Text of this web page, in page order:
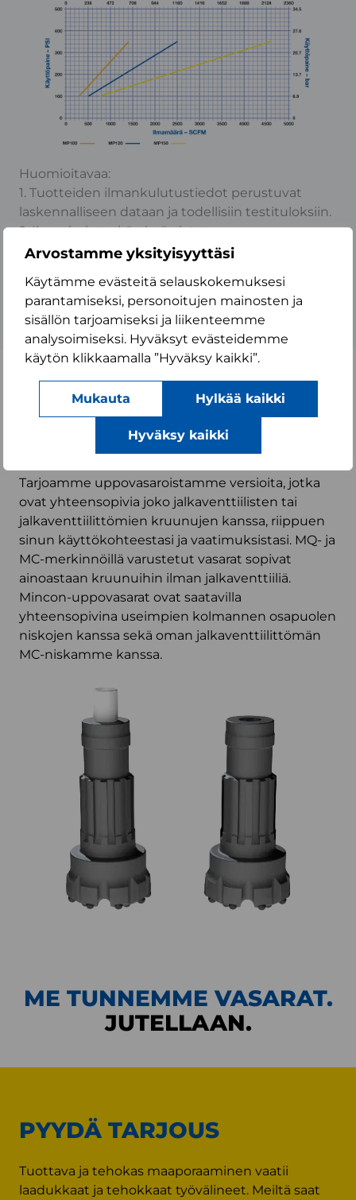
Arvostamme yksityisyyttäsi
Käytämme evästeitä selauskokemuksesi
parantamiseksi, personoitujen mainosten ja
sisällön tarjoamiseksi ja liikenteemme
analysoimiseksi. Hyväksyt evästeidemme
käytön klikkaamalla ”Hyväksy kaikki”.
Mukauta Hylkää kaikki
Hyväksy kaikki
Huomioitavaa:
1. Tuotteiden ilmankulutustiedot perustuvat
laskennalliseen dataan ja todellisiin testituloksiin.
2. Ilmankulutuskäyrissä oletetaan
normaalilämpötilaksi 20 °C ja -ilmanpaineeksi
UPPOVASARAT
JALKAVENTTIILILLÄ TAI
Tarjoamme uppovasaroistamme versioita, jotka
ovat yhteensopivia joko jalkaventtiilisten tai
jalkaventtiilittömien kruunujen kanssa, riippuen
sinun käyttökohteestasi ja vaatimuksistasi. MQ- ja
MC-merkinnöillä varustetut vasarat sopivat
ainoastaan kruunuihin ilman jalkaventtiiliä.
Mincon-uppovasarat ovat saatavilla
yhteensopivina useimpien kolmannen osapuolen
niskojen kanssa sekä oman jalkaventtiilittömän
MC-niskamme kanssa.
ME TUNNEMME VASARAT.
JUTELLAAN.
PYYDÄ TARJOUS
Tuottava ja tehokas maaporaaminen vaatii
laadukkaat ja tehokkaat työvälineet. Meiltä saat